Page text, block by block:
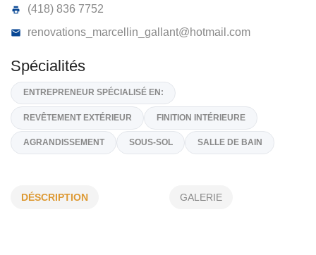
RÉNOVATIONS MARCELLIN GALLANT
G6J1L8
(418) 836 3319
(418) 836 7752
renovations_marcellin_gallant@hotmail.com
DÉSCRIPTION GALERIE